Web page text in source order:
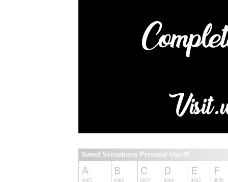
Sweet Sensations Personal Use.ttf